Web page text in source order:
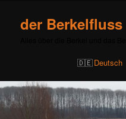
der Berkelfluss
Deutsch